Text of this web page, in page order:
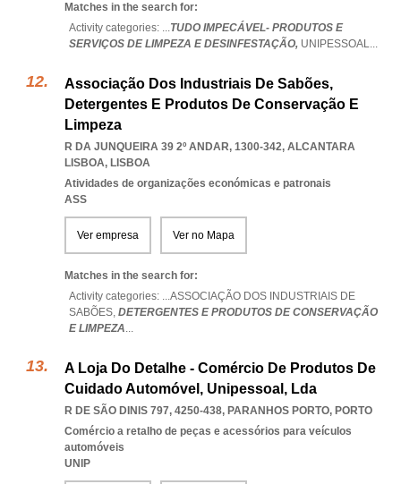
Matches in the search for:
Activity categories: ...TUDO IMPECÁVEL- PRODUTOS E
SERVIÇOS DE LIMPEZA E DESINFESTAÇÃO, UNIPESSOAL...
Associação Dos Industriais De Sabões,
Detergentes E Produtos De Conservação E
Limpeza
R DA JUNQUEIRA 39 2º ANDAR, 1300-342, ALCANTARA
LISBOA, LISBOA
Atividades de organizações económicas e patronais
ASS
Ver empresa Ver no Mapa
Matches in the search for:
Activity categories: ...ASSOCIAÇÃO DOS INDUSTRIAIS DE
SABÕES, DETERGENTES E PRODUTOS DE CONSERVAÇÃO
E LIMPEZA...
A Loja Do Detalhe - Comércio De Produtos De
Cuidado Automóvel, Unipessoal, Lda
R DE SÃO DINIS 797, 4250-438, PARANHOS PORTO, PORTO
Comércio a retalho de peças e acessórios para veículos
automóveis
UNIP